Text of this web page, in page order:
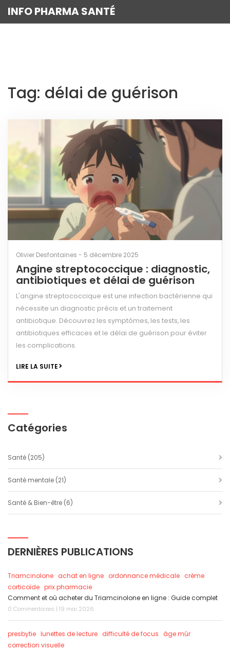
INFO PHARMA SANTÉ
Tag: délai de guérison
Olivier Desfontaines - 5 décembre 2025
Angine streptococcique : diagnostic,
antibiotiques et délai de guérison
L'angine streptococcique est une infection bactérienne qui
nécessite un diagnostic précis et un traitement
antibiotique. Découvrez les symptômes, les tests, les
antibiotiques efficaces et le délai de guérison pour éviter
les complications.
LIRE LA SUITE
Catégories
Santé (205)
Santé mentale (21)
Santé & Bien-être (6)
DERNIÈRES PUBLICATIONS
Triamcinolone achat en ligne ordonnance médicale crème
corticoïde prix pharmacie
Comment et où acheter du Triamcinolone en ligne : Guide complet
0 Commentaires | 19 mai 2026
presbytie lunettes de lecture difficulté de focus
âge mûr
correction visuelle